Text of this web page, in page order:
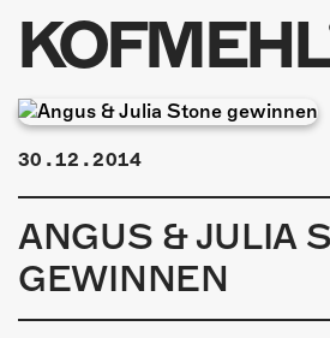
KOFMEHL
PROGRAMM
GALERIE
30.12.2014
ANGUS & JULIA
GEWINNEN